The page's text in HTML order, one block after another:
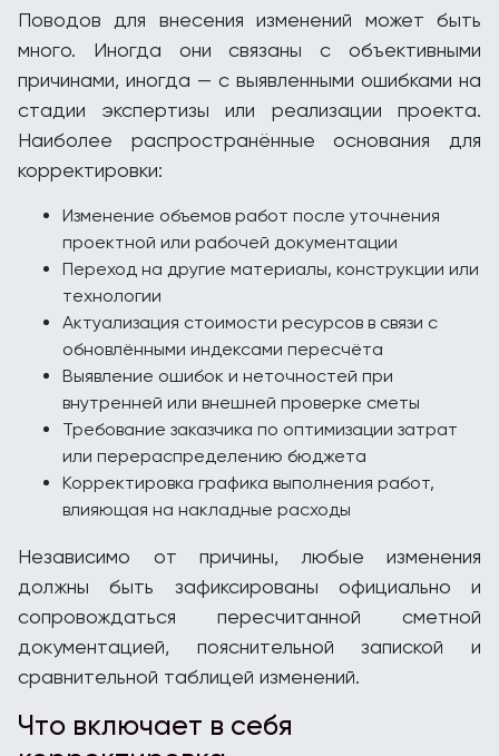
Поводов для внесения изменений может быть
много. Иногда они связаны с объективными
причинами, иногда — с выявленными ошибками на
стадии экспертизы или реализации проекта.
Наиболее распространённые основания для
корректировки:
Изменение объемов работ после уточнения
проектной или рабочей документации
Переход на другие материалы, конструкции или
технологии
Актуализация стоимости ресурсов в связи с
обновлёнными индексами пересчёта
Выявление ошибок и неточностей при
внутренней или внешней проверке сметы
Требование заказчика по оптимизации затрат
или перераспределению бюджета
Корректировка графика выполнения работ,
влияющая на накладные расходы
Независимо от причины, любые изменения
должны быть зафиксированы официально и
сопровождаться пересчитанной сметной
документацией, пояснительной запиской и
сравнительной таблицей изменений.
Что включает в себя